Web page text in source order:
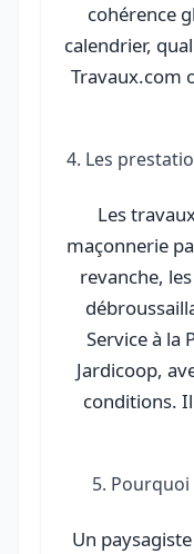
cohérence
calendrier,
Travaux.com
4. Les
Les
maçonnerie
revanche,
Service à la
Jardicoop,
conditions.
5.
Un